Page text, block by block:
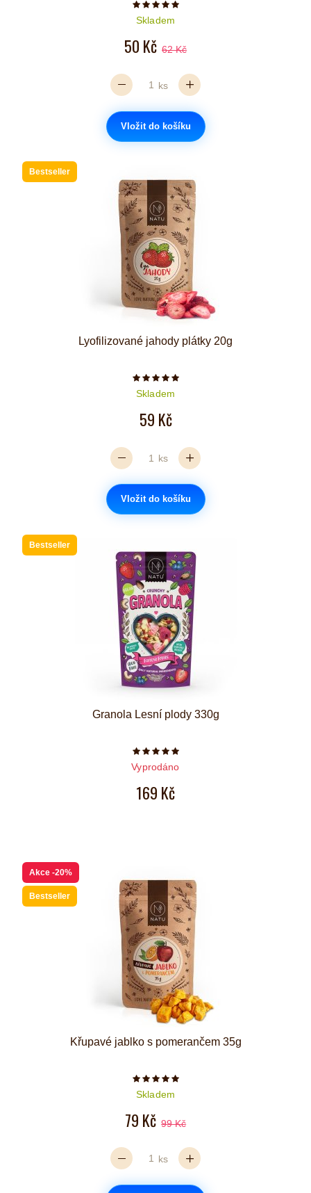
Počet hvězdiček je 5 z 5
Skladem
50 Kč 62 Kč
ks
Vložit do košíku
Bestseller
Lyofilizované jahody plátky 20g
Počet hvězdiček je 5 z 5
Skladem
59 Kč
ks
Vložit do košíku
Bestseller
Granola Lesní plody 330g
Počet hvězdiček je 5 z 5
Vyprodáno
169 Kč
Akce -20%
Bestseller
Křupavé jablko s pomerančem 35g
Počet hvězdiček je 5 z 5
Skladem
79 Kč 99 Kč
ks